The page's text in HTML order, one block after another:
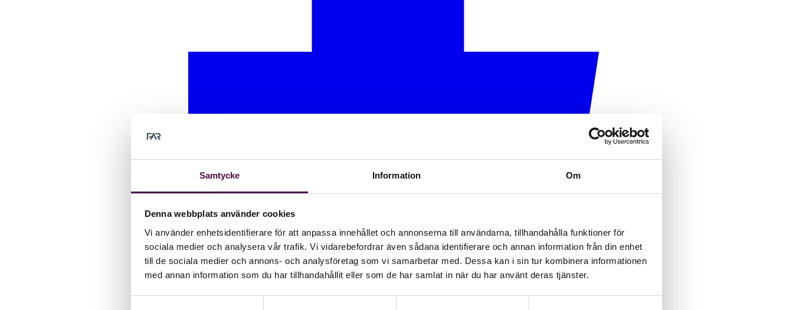
Samtycke Information Om
Denna webbplats använder cookies
Vi använder enhetsidentifierare för att anpassa innehållet och annonserna till användarna, tillhandahålla funktioner för
sociala medier och analysera vår trafik. Vi vidarebefordrar även sådana identifierare och annan information från din enhet
till de sociala medier och annons- och analysföretag som vi samarbetar med. Dessa kan i sin tur kombinera informationen
med annan information som du har tillhandahållit eller som de har samlat in när du har använt deras tjänster.